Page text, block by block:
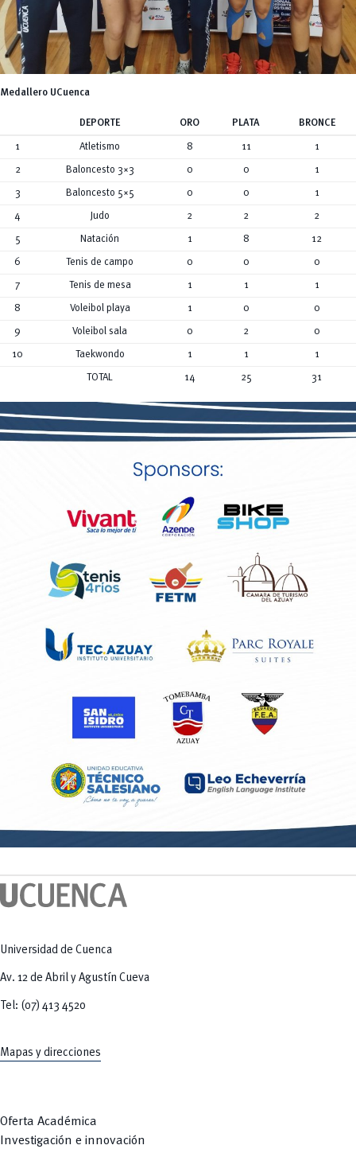
Medallero UCuenca
DEPORTE ORO PLATA BRONCE
1 Atletismo 8 11 1
2 Baloncesto 3×3 0 0 1
3 Baloncesto 5×5 0 0 1
4 Judo 2 2 2
5 Natación 1 8 12
6 Tenis de campo 0 0 0
7 Tenis de mesa 1 1 1
8 Voleibol playa 1 0 0
9 Voleibol sala 0 2 0
10 Taekwondo 1 1 1
TOTAL 14 25 31
Universidad de Cuenca
Av. 12 de Abril y Agustín Cueva
Tel: (07) 413 4520
Mapas y direcciones
Oferta Académica
Investigación e innovación